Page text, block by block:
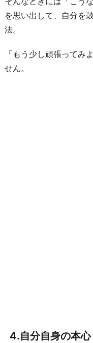
を思い出して、自分を
法。
「もう少し頑張ってみ
せん。
4.自分自身の本心